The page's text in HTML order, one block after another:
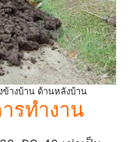
างบ้าน ด้านหลังบ้าน
รทำงาน